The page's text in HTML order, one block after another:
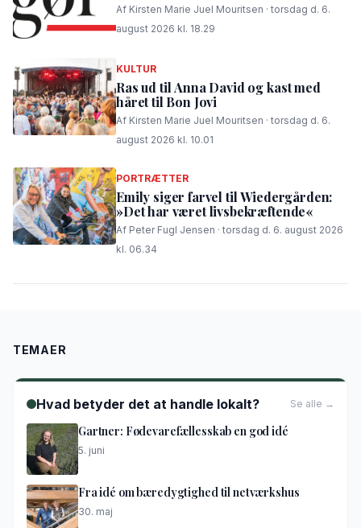
Af Kirsten Marie Juel Mouritsen · torsdag d. 6.
august 2026 kl. 18.29
KULTUR
Ras ud til Anna David og kast med
håret til Bon Jovi
Af Kirsten Marie Juel Mouritsen · torsdag d. 6.
august 2026 kl. 10.01
PORTRÆTTER
Emily siger farvel til Wiedergården:
»Det har været livsbekræftende«
Af Peter Fugl Jensen · torsdag d. 6. august 2026
kl. 06.34
TEMAER
Hvad betyder det at handle lokalt? Se alle →
Gartner: Fødevarefællesskab en god idé
5. juni
Fra idé om bæredygtighed til netværkshus
30. maj